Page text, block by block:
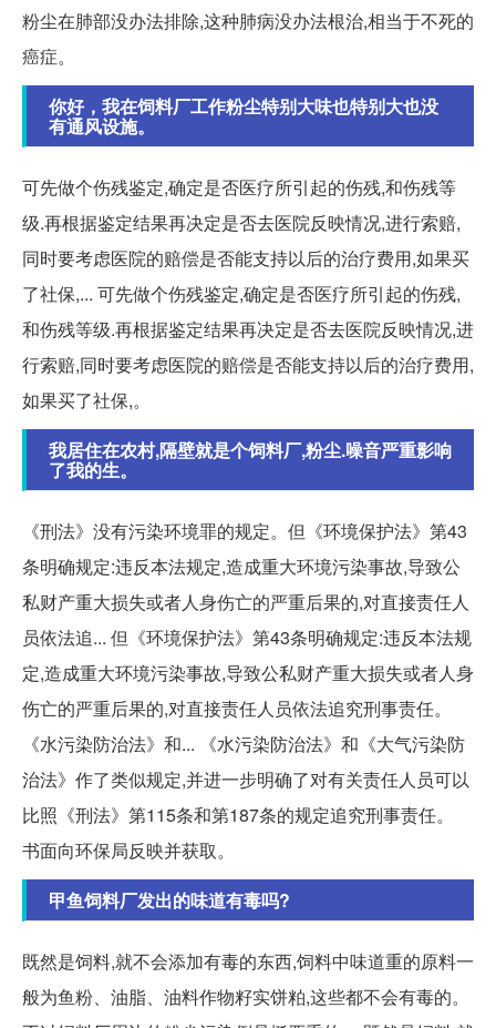
粉尘在肺部没办法排除,这种肺病没办法根治,相当于不死的
癌症。
你好，我在饲料厂工作粉尘特别大味也特别大也没
有通风设施。
可先做个伤残鉴定,确定是否医疗所引起的伤残,和伤残等
级.再根据鉴定结果再决定是否去医院反映情况,进行索赔,
同时要考虑医院的赔偿是否能支持以后的治疗费用,如果买
了社保,... 可先做个伤残鉴定,确定是否医疗所引起的伤残,
和伤残等级.再根据鉴定结果再决定是否去医院反映情况,进
行索赔,同时要考虑医院的赔偿是否能支持以后的治疗费用,
如果买了社保,。
我居住在农村,隔壁就是个饲料厂,粉尘.噪音严重影响
了我的生。
《刑法》没有污染环境罪的规定。但《环境保护法》第43
条明确规定:违反本法规定,造成重大环境污染事故,导致公
私财产重大损失或者人身伤亡的严重后果的,对直接责任人
员依法追... 但《环境保护法》第43条明确规定:违反本法规
定,造成重大环境污染事故,导致公私财产重大损失或者人身
伤亡的严重后果的,对直接责任人员依法追究刑事责任。
《水污染防治法》和... 《水污染防治法》和《大气污染防
治法》作了类似规定,并进一步明确了对有关责任人员可以
比照《刑法》第115条和第187条的规定追究刑事责任。
书面向环保局反映并获取。
甲鱼饲料厂发出的味道有毒吗?
既然是饲料,就不会添加有毒的东西,饲料中味道重的原料一
般为鱼粉、油脂、油料作物籽实饼粕,这些都不会有毒的。